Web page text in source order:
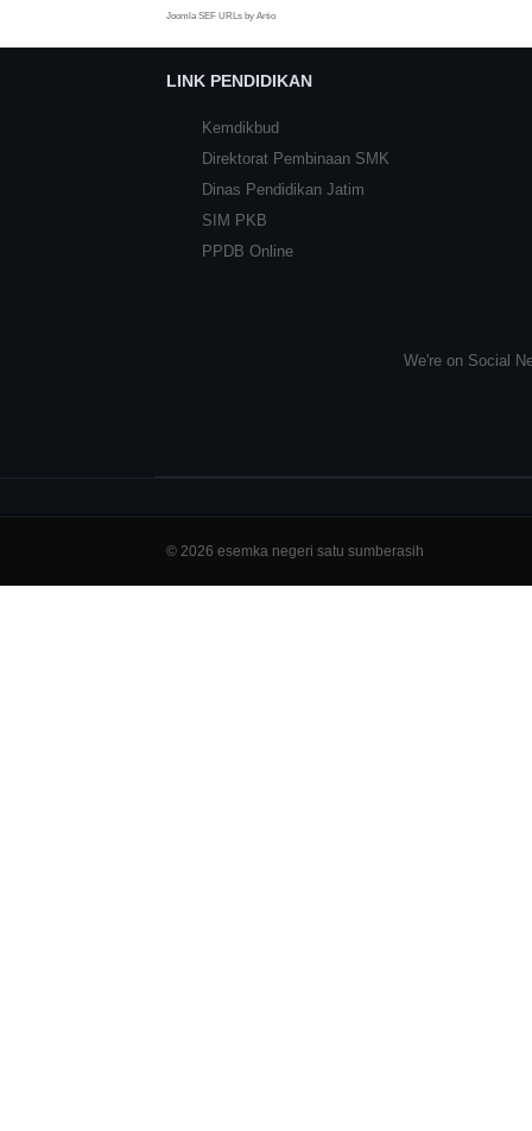
Joomla SEF URLs by Artio
LINK PENDIDIKAN
Kemdikbud
Direktorat Pembinaan SMK
Dinas Pendidikan Jatim
SIM PKB
PPDB Online
We're on Social
© 2026 esemka negeri satu sumberasih